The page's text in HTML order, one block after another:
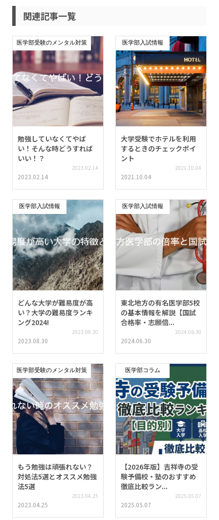
関連記事一覧
医学部受験のメンタル対策
勉強していなくてやば
い！そんな時どうすれば
いい！？
2023.02.14
2023.02.14
医学部入試情報
大学受験でホテルを利用
するときのチェックポイ
ント
2021.10.04
2021.10.04
医学部入試情報
どんな大学が難易度が高
い？大学の難易度ランキ
ング2024!
2023.08.30
2023.08.30
医学部入試情報
東北地方の有名医学部5校
の基本情報を解説【国試
合格率・志願倍...
2024.06.30
2024.06.30
医学部受験のメンタル対策
もう勉強は頑張れない？
対処法5選とオススメ勉強
法5選
2023.04.25
2023.04.25
医学部コラム
【2026年版】吉祥寺の受
験予備校・塾のおすすめ
徹底比較ラン...
2025.05.07
2025.05.07